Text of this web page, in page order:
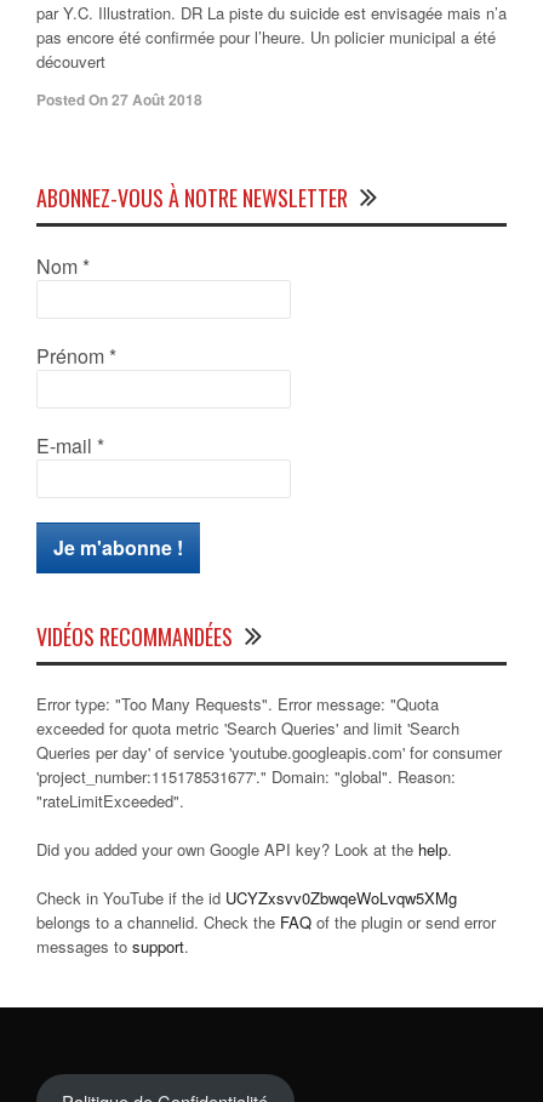
par Y.C. Illustration. DR La piste du suicide est envisagée mais n’a
pas encore été confirmée pour l’heure. Un policier municipal a été
découvert
Posted On 27 Août 2018
ABONNEZ-VOUS À NOTRE NEWSLETTER
Nom *
Prénom *
E-mail *
VIDÉOS RECOMMANDÉES
Error type: "Too Many Requests". Error message: "Quota
exceeded for quota metric 'Search Queries' and limit 'Search
Queries per day' of service 'youtube.googleapis.com' for consumer
'project_number:115178531677'." Domain: "global". Reason:
"rateLimitExceeded".
Did you added your own Google API key? Look at the help.
Check in YouTube if the id UCYZxsvv0ZbwqeWoLvqw5XMg
belongs to a channelid. Check the FAQ of the plugin or send error
messages to support.